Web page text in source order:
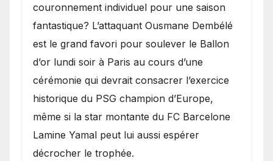
couronnement individuel pour une saison
fantastique? L’attaquant Ousmane Dembélé
est le grand favori pour soulever le Ballon
d’or lundi soir à Paris au cours d’une
cérémonie qui devrait consacrer l’exercice
historique du PSG champion d’Europe,
même si la star montante du FC Barcelone
Lamine Yamal peut lui aussi espérer
décrocher le trophée.